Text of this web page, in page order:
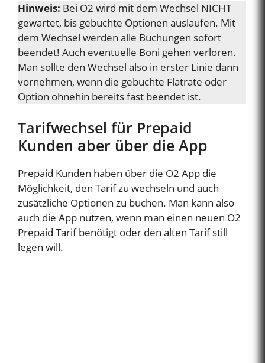
Hinweis: Bei O2 wird mit dem Wechsel NICHT
gewartet, bis gebuchte Optionen auslaufen. Mit
dem Wechsel werden alle Buchungen sofort
beendet! Auch eventuelle Boni gehen verloren.
Man sollte den Wechsel also in erster Linie dann
vornehmen, wenn die gebuchte Flatrate oder
Option ohnehin bereits fast beendet ist.
Tarifwechsel für Prepaid
Kunden aber über die App
Prepaid Kunden haben über die O2 App die
Möglichkeit, den Tarif zu wechseln und auch
zusätzliche Optionen zu buchen. Man kann also
auch die App nutzen, wenn man einen neuen O2
Prepaid Tarif benötigt oder den alten Tarif still
legen will.